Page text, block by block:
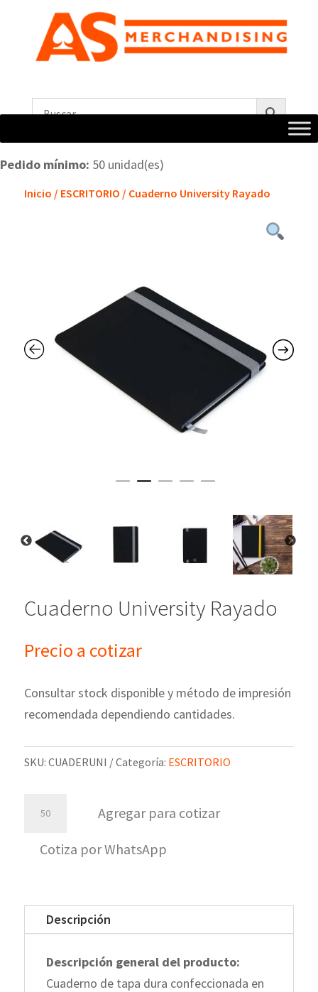
Pedido mínimo: 50 unidad(es)
Inicio / ESCRITORIO / Cuaderno University Rayado
Cuaderno University Rayado
Precio a cotizar
Consultar stock disponible y método de impresión
recomendada dependiendo cantidades.
SKU: CUADERUNI Categoría: ESCRITORIO
Rayado
Agregar para cotizar
Cotiza por WhatsApp
Descripción
Descripción general del producto:
Cuaderno de tapa dura confeccionada en